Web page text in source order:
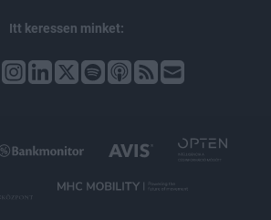
Itt keressen minket: